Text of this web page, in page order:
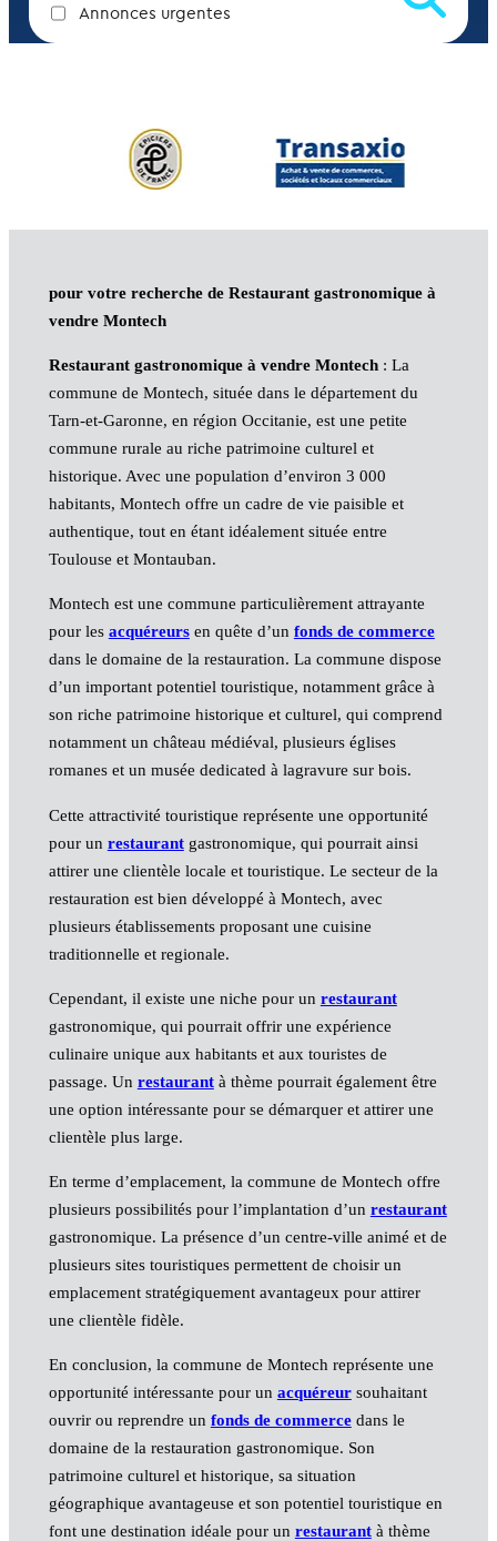
Annonces urgentes
pour votre recherche de Restaurant gastronomique à
vendre Montech
Restaurant gastronomique à vendre Montech: La
commune de Montech, située dans le département du
Tarn-et-Garonne, en région Occitanie, est une petite
commune rurale au riche patrimoine culturel et
historique. Avec une population d’environ 3 000
habitants, Montech offre un cadre de vie paisible et
authentique, tout en étant idéalement située entre
Toulouse et Montauban.
Montech est une commune particulièrement attrayante
pour les acquéreursen quête d’un fonds de commerce
dans le domaine de la restauration. La commune dispose
d’un important potentiel touristique, notamment grâce à
son riche patrimoine historique et culturel, qui comprend
notamment un château médiéval, plusieurs églises
romanes et un musée dedicated à lagravure sur bois.
Cette attractivité touristique représente une opportunité
pour un restaurantgastronomique, qui pourrait ainsi
attirer une clientèle locale et touristique. Le secteur de la
restauration est bien développé à Montech, avec
plusieurs établissements proposant une cuisine
traditionnelle et regionale.
Cependant, il existe une niche pour un restaurant
gastronomique, qui pourrait offrir une expérience
culinaire unique aux habitants et aux touristes de
passage. Un restaurantà thème pourrait également être
une option intéressante pour se démarquer et attirer une
clientèle plus large.
En terme d’emplacement, la commune de Montech offre
plusieurs possibilités pour l’implantation d’un restaurant
gastronomique. La présence d’un centre-ville animé et de
plusieurs sites touristiques permettent de choisir un
emplacement stratégiquement avantageux pour attirer
une clientèle fidèle.
En conclusion, la commune de Montech représente une
opportunité intéressante pour un acquéreursouhaitant
ouvrir ou reprendre un fonds de commercedans le
domaine de la restauration gastronomique. Son
patrimoine culturel et historique, sa situation
géographique avantageuse et son potentiel touristique en
font une destination idéale pour un restaurantà thème